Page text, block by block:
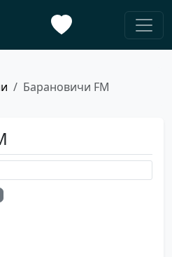
Барановичи FM